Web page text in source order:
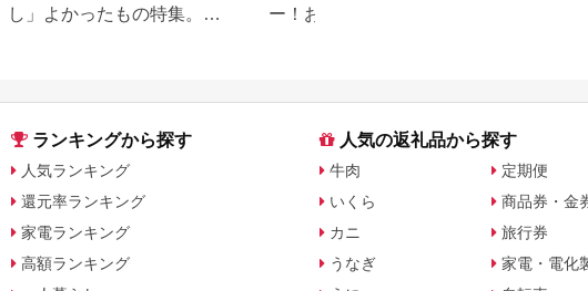
し」よかったもの特集。お
ー！おすすめ還元率ランキ
ランキングから探す
人気ランキング
還元率ランキング
家電ランキング
高額ランキング
人気の返礼品から探す
牛肉
いくら
カニ
うなぎ
定期便
商品券・金
旅行券
家電・電化